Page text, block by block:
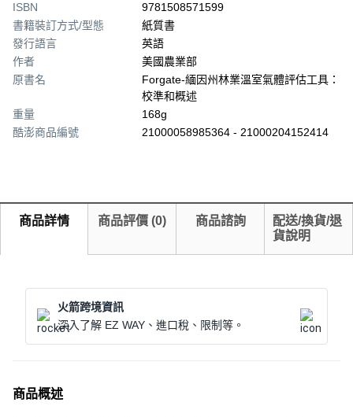
ISBN
9781508571599
書籍裝訂方式/型態
紙質書
發行語言
英語
作者
美國農業部
原書名
Forgate-緬因州林業溫室氣體評估工具：
校準和概述
重量
168g
酷澎商品編號
21000058985364 - 21000204152414
商品詳情 商品評價 (0) 商品諮詢
配送/換貨/退
貨說明
火箭跨境資訊
深入了解 EZ WAY、進口稅、限制等。
商品概述